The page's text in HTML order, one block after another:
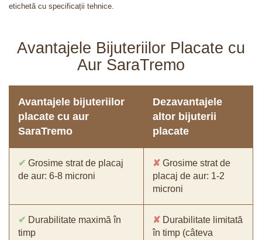
etichetă cu specificații tehnice.
Avantajele Bijuteriilor Placate cu
Aur SaraTremo
Avantajele bijuteriilor
placate cu aur
SaraTremo
Dezavantajele
altor bijuterii
placate
✔ Grosime strat de placaj
de aur: 6-8 microni
✘ Grosime strat de
placaj de aur: 1-2
microni
✔ Durabilitate maximă în
timp
✘ Durabilitate limitată
în timp (câteva